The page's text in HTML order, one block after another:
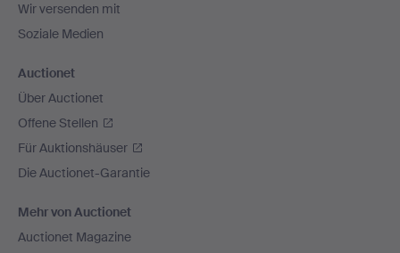
Wir versenden mit
Soziale Medien
Auctionet
Über Auctionet
Offene Stellen
Für Auktionshäuser
Die Auctionet-Garantie
Mehr von Auctionet
Auctionet Magazine